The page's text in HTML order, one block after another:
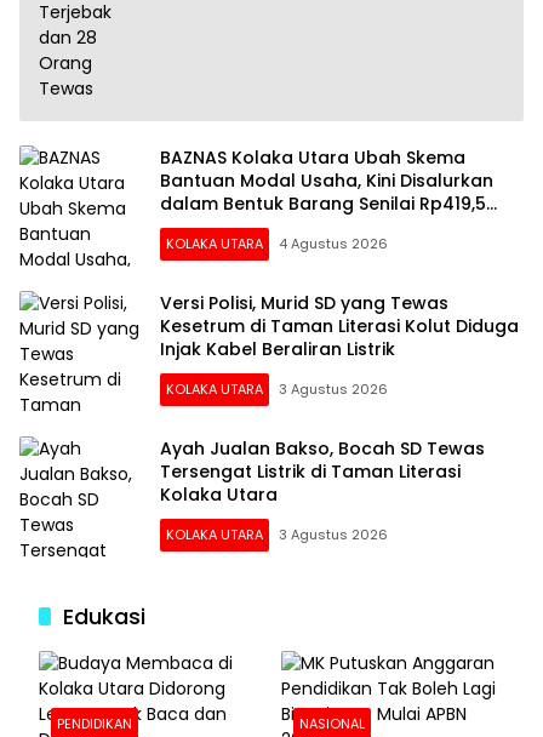
BAZNAS Kolaka Utara Ubah Skema
Bantuan Modal Usaha, Kini Disalurkan
dalam Bentuk Barang Senilai Rp419,5
Juta
KOLAKA UTARA 4 Agustus 2026
Versi Polisi, Murid SD yang Tewas
Kesetrum di Taman Literasi Kolut Diduga
Injak Kabel Beraliran Listrik
KOLAKA UTARA 3 Agustus 2026
Ayah Jualan Bakso, Bocah SD Tewas
Tersengat Listrik di Taman Literasi
Kolaka Utara
KOLAKA UTARA 3 Agustus 2026
Edukasi
PENDIDIKAN NASIONAL